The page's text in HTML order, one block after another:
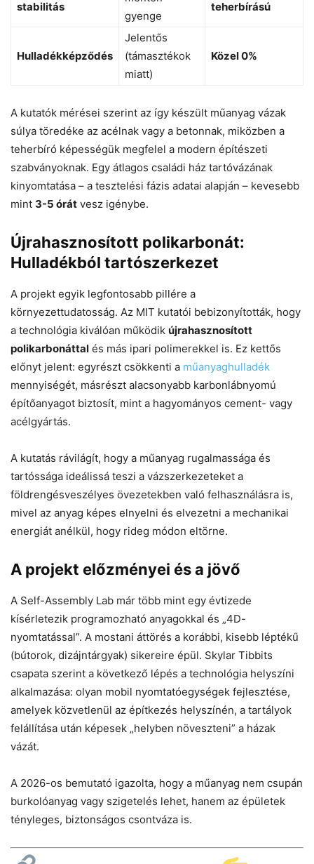
stabilitás
gyenge
teherbírású
Hulladékképződés
Jelentős
(támasztékok
miatt)
Közel 0%
A kutatók mérései szerint az így készült műanyag vázak
súlya töredéke az acélnak vagy a betonnak, miközben a
teherbíró képességük megfelel a modern építészeti
szabványoknak. Egy átlagos családi ház tartóvázának
kinyomtatása – a tesztelési fázis adatai alapján – kevesebb
mint 3-5 órát vesz igénybe.
Újrahasznosított polikarbonát:
Hulladékból tartószerkezet
A projekt egyik legfontosabb pillére a
környezettudatosság. Az MIT kutatói bebizonyították, hogy
a technológia kiválóan működik újrahasznosított
polikarbonáttal és más ipari polimerekkel is. Ez kettős
előnyt jelent: egyrészt csökkenti a műanyaghulladék
mennyiségét, másrészt alacsonyabb karbonlábnyomú
építőanyagot biztosít, mint a hagyományos cement- vagy
acélgyártás.
A kutatás rávilágít, hogy a műanyag rugalmassága és
tartóssága ideálissá teszi a vázszerkezeteket a
földrengésveszélyes övezetekben való felhasználásra is,
mivel az anyag képes elnyelni és elvezetni a mechanikai
energiát anélkül, hogy rideg módon eltörne.
A projekt előzményei és a jövő
A Self-Assembly Lab már több mint egy évtizede
kísérletezik programozható anyagokkal és „4D-
nyomtatással”. A mostani áttörés a korábbi, kisebb léptékű
(bútorok, dizájntárgyak) sikereire épül. Skylar Tibbits
csapata szerint a következő lépés a technológia helyszíni
alkalmazása: olyan mobil nyomtatóegységek fejlesztése,
amelyek közvetlenül az építkezés helyszínén, a tartályok
felállítása után képesek „helyben növeszteni” a házak
vázát.
A 2026-os bemutató igazolta, hogy a műanyag nem csupán
burkolóanyag vagy szigetelés lehet, hanem az épületek
tényleges, biztonságos csontváza is.